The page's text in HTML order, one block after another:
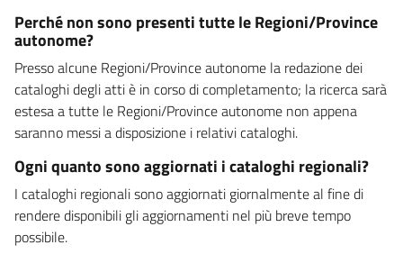
Perché non sono presenti tutte le Regioni/Province
autonome?
Presso alcune Regioni/Province autonome la redazione dei
cataloghi degli atti è in corso di completamento; la ricerca sarà
estesa a tutte le Regioni/Province autonome non appena
saranno messi a disposizione i relativi cataloghi.
Ogni quanto sono aggiornati i cataloghi regionali?
I cataloghi regionali sono aggiornati giornalmente al fine di
rendere disponibili gli aggiornamenti nel più breve tempo
possibile.